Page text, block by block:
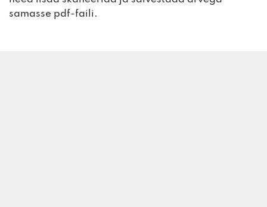
samasse pdf-faili.